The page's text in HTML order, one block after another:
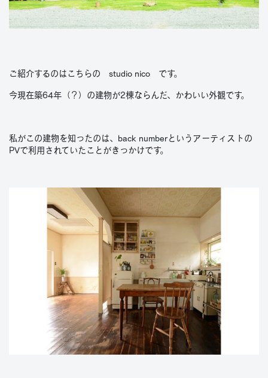
ご紹介するのはこちらの studio nico です。
今現在築64年（？）の建物が2棟ならんだ、かわいい外観です。
私がこの建物を知ったのは、back numberというアーティストの
PVで利用されていたことがきっかけです。